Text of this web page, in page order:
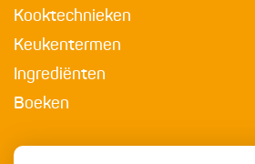
Kooktechnieken
Keukentermen
Ingrediënten
Boeken